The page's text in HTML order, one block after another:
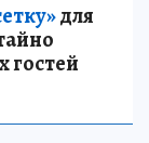
для
гостей